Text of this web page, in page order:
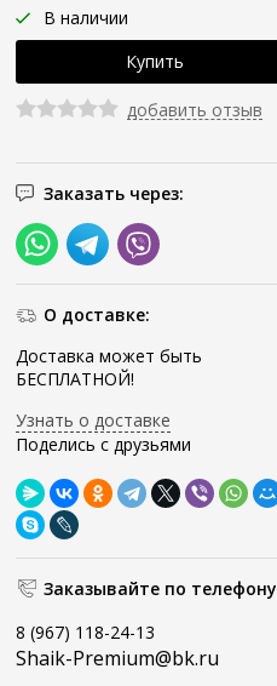
В наличии
добавить отзыв
Заказать через:
О доставке:
Доставка может быть
БЕСПЛАТНОЙ!
Узнать о доставке
Поделись с друзьями
Заказывайте по телефону
8 (967) 118-24-13
Shaik-Premium@bk.ru